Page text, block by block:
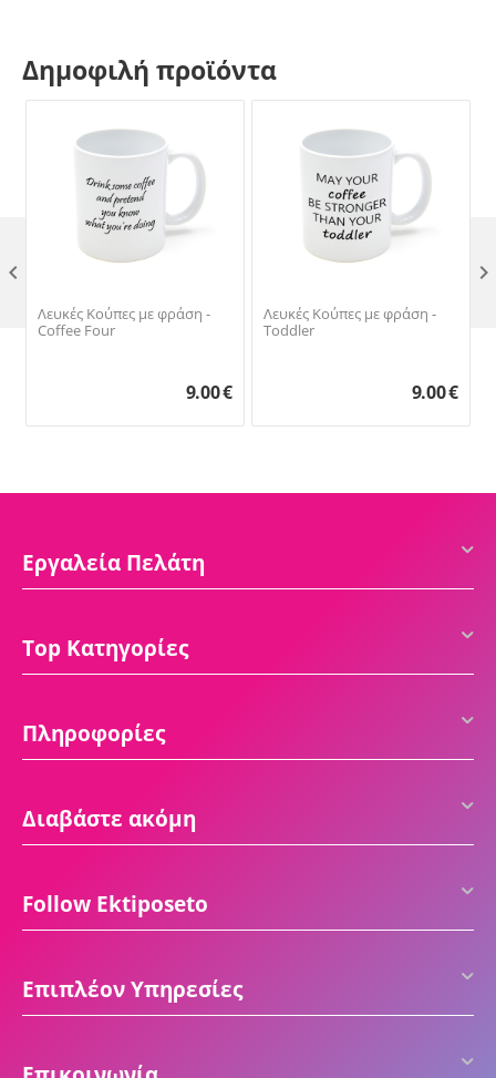
Δημοφιλή προϊόντα
Λευκές Κούπες με φράση -
Coffee Four
9.00€
Λευκές Κούπες με φράση -
Toddler
9.00€
 
Εργαλεία Πελάτη
Top Κατηγορίες
Πληροφορίες
Διαβάστε ακόμη
Follow Ektiposeto
Επιπλέον Υπηρεσίες